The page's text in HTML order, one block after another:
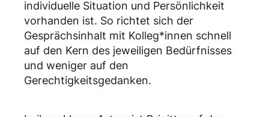
individuelle Situation und Persönlichkeit
vorhanden ist. So richtet sich der
Gesprächsinhalt mit Kolleg*innen schnell
auf den Kern des jeweiligen Bedürfnisses
und weniger auf den
Gerechtigkeitsgedanken.